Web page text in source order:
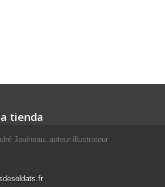
tienda
Jouineau, auteur-illustrateur